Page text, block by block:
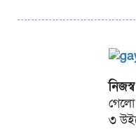
গেলো
৩